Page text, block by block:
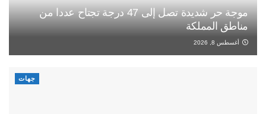
موجة حر شديدة تصل إلى 47 درجة تجتاح عددا من
مناطق المملكة
أغسطس 8, 2026
جهات